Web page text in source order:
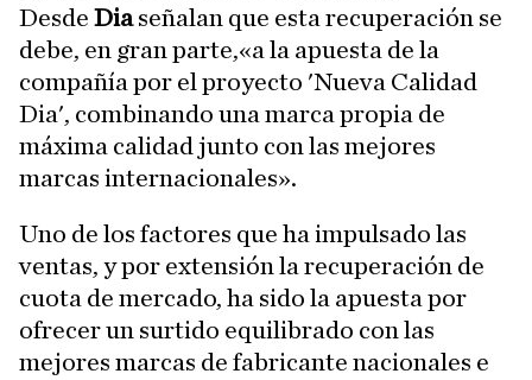
Desde Diaseñalan que esta recuperación se
debe, en gran parte,«a la apuesta de la
compañía por el proyecto 'Nueva Calidad
Dia', combinando una marca propia de
máxima calidad junto con las mejores
marcas internacionales».
Uno de los factores que ha impulsado las
ventas, y por extensión la recuperación de
cuota de mercado, ha sido la apuesta por
ofrecer un surtido equilibrado con las
mejores marcas de fabricante nacionales e